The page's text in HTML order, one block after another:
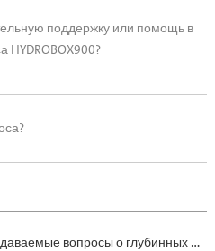
поддержку или помощь в
HYDROBOX900?
вопросы о глубинных насосах